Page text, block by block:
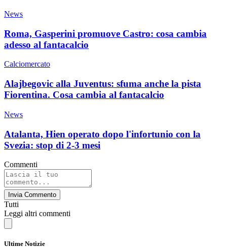
News
Roma, Gasperini promuove Castro: cosa cambia
adesso al fantacalcio
Calciomercato
Alajbegovic alla Juventus: sfuma anche la pista
Fiorentina. Cosa cambia al fantacalcio
News
Atalanta, Hien operato dopo l'infortunio con la
Svezia: stop di 2-3 mesi
Commenti
Invia Commento
Tutti
Leggi altri commenti
Ultime Notizie